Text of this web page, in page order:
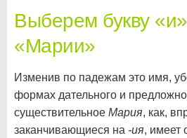
Выберем букву
«Марии»
Изменив по падежам это имя,
формах дательного и
существительное Мария, как,
заканчивающиеся на -ия, имеет